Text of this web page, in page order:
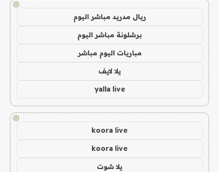
!
ريال مدريد مباشر اليوم
برشلونة مباشر اليوم
مباريات اليوم مباشر
يلا لايف
yalla live
!
koora live
koora live
يلا شوت